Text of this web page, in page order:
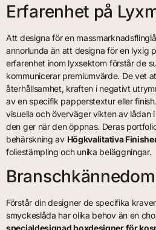
Erfarenhet på
Att designa för en
annorlunda än att designa för en lyxig
erfarenhet inom lyxsektorn förstår de
kommunicerar premiumvärde. De vet
återhållsamhet, kraften i negativt
av en specifik papperstextur eller
visuella och överväger vikten av lådan
den ger när den öppnas. Deras
behärskning av Högkvalitativa
foliestämpling och unika beläggningar.
Förstår din designer de specifika
smyckeslåda har olika behov än en